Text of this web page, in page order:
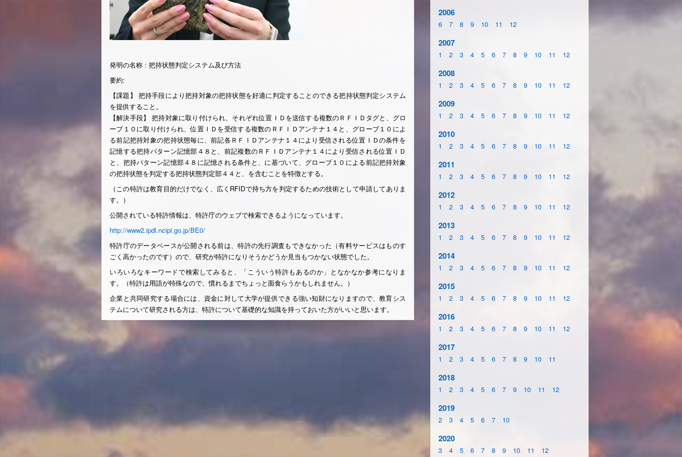
発明の名称 : 把持状態判定システム及び方法
要約:
【課題】 把持手段により把持対象の把持状態を好適に判定することのできる把持状態判定システム
を提供すること。
【解決手段】 把持対象に取り付けられ、それぞれ位置ＩＤを送信する複数のＲＦＩＤタグと、グロ
ーブ１０に取り付けられ、位置ＩＤを受信する複数のＲＦＩＤアンテナ１４と、グローブ１０によ
る前記把持対象の把持状態毎に、前記各ＲＦＩＤアンテナ１４により受信される位置ＩＤの条件を
記憶する把持パターン記憶部４８と、前記複数のＲＦＩＤアンテナ１４により受信される位置ＩＤ
と、把持パターン記憶部４８に記憶される条件と、に基づいて、グローブ１０による前記把持対象
の把持状態を判定する把持状態判定部４４と、を含むことを特徴とする。
（この特許は教育目的だけでなく、広くRFIDで持ち方を判定するための技術として申請してありま
す。）
公開されている特許情報は、特許庁のウェブで検索できるようになっています。
http://www2.ipdl.ncipi.go.jp/BE0/
特許庁のデータベースが公開される前は、特許の先行調査もできなかった（有料サービスはものす
ごく高かったのです）ので、研究が特許になりそうかどうか見当もつかない状態でした。
いろいろなキーワードで検索してみると、「こういう特許もあるのか」となかなか参考になりま
す。（特許は用語が特殊なので、慣れるまでちょっと面食らうかもしれません。）
企業と共同研究する場合には、資金に対して大学が提供できる強い知財になりますので、教育シス
テムについて研究される方は、特許について基礎的な知識を持っておいた方がいいと思います。
2006
6 7 8 9 10 11 12
2007
1 2 3 4 5 6 7 8 9 10 11 12
2008
1 2 3 4 5 6 7 8 9 10 11 12
2009
1 2 3 4 5 6 7 8 9 10 11 12
2010
1 2 3 4 5 6 7 8 9 10 11 12
2011
1 2 3 4 5 6 7 8 9 10 11 12
2012
1 2 3 4 5 6 7 8 9 10 11 12
2013
1 2 3 4 5 6 7 8 9 10 11 12
2014
1 2 3 4 5 6 7 8 9 10 11 12
2015
1 2 3 4 5 6 7 8 9 10 11 12
2016
1 2 3 4 5 6 7 8 9 10 11 12
2017
1 2 3 4 5 6 7 8 9 10 11
2018
1 2 3 4 5 6 7 9 10 11 12
2019
2 3 4 5 6 7 10
2020
3 4 5 6 7 8 9 10 11 12